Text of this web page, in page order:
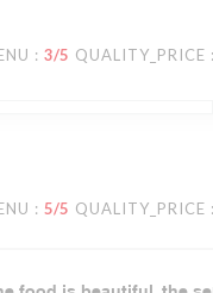
: 3/5 QUALITY_PRICE
: 5/5 QUALITY_PRICE